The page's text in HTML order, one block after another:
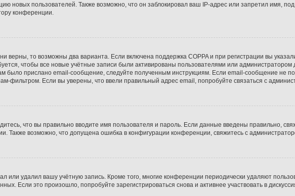
новых пользователей. Также возможно, что он заблокировал ваш IP-адрес или запретил имя,
конференции.
верны, то возможны два варианта. Если включена поддержка COPPA и при регистрации вы
чтобы все новые учётные записи были активированы пользователями или администратором
было прислано email-сообщение, следуйте полученным инструкциям. Если email-сообщение не
фильтром. Если вы уверены, что ввели правильный адрес email, попробуйте связаться с
что вы правильно вводите имя пользователя и пароль. Если данные введены правильно,
Также возможно, что допущена ошибка в конфигурации конференции, свяжитесь с
или удалил вашу учётную запись. Кроме того, многие конференции периодически удаляют
Если это произошло, попробуйте зарегистрироваться снова и активнее участвовать в